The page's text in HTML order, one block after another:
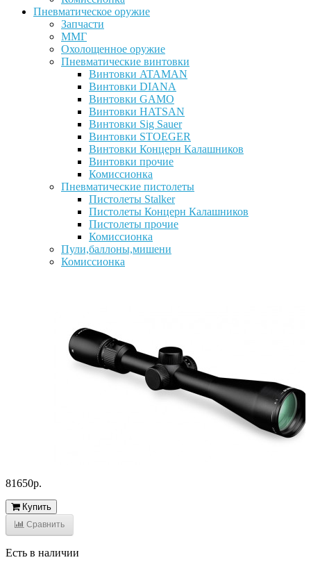
Пневматическое оружие
Запчасти
ММГ
Охолощенное оружие
Пневматические винтовки
Винтовки ATAMAN
Винтовки DIANA
Винтовки GAMO
Винтовки HATSAN
Винтовки Sig Sauer
Винтовки STOEGER
Винтовки Концерн Калашников
Винтовки прочие
Комиссионка
Пневматические пистолеты
Пистолеты Stalker
Пистолеты Концерн Калашников
Пистолеты прочие
Комиссионка
Пули,баллоны,мишени
Комиссионка
81650р.
Купить
Сравнить
Есть в наличии